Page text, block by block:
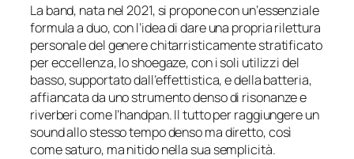
La band, nata nel 2021, si propone con un‘essenziale
formula a duo, con l’idea di dare una propria rilettura
personale del genere chitarristicamente stratificato
per eccellenza, lo shoegaze, con i soli utilizzi del
basso, supportato dall’effettistica, e della batteria,
affiancata da uno strumento denso di risonanze e
riverberi come l’handpan. Il tutto per raggiungere un
sound allo stesso tempo denso ma diretto, così
come saturo, ma nitido nella sua semplicità.